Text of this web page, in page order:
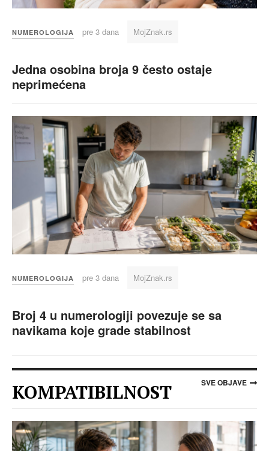
NUMEROLOGIJA pre 3 dana MojZnak.rs
Jedna osobina broja 9 često ostaje
neprimećena
NUMEROLOGIJA pre 3 dana MojZnak.rs
Broj 4 u numerologiji povezuje se sa
navikama koje grade stabilnost
KOMPATIBILNOST SVE OBJAVE